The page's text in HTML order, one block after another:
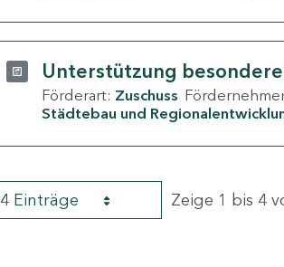
Unterstützung
Förderart: Zuschuss
Städtebau und
4 Einträge Zeige 1 bis 4